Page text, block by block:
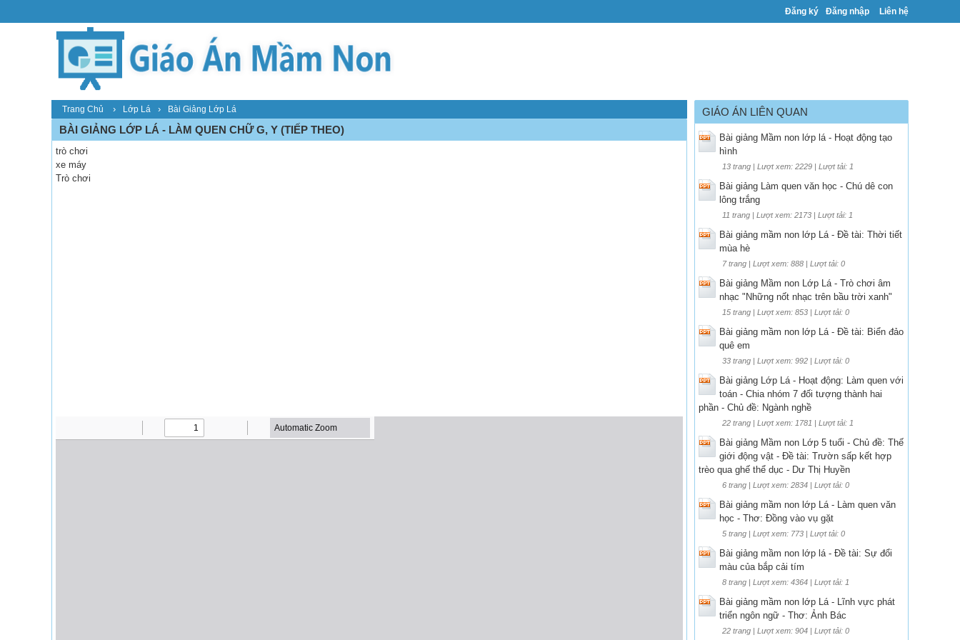
Đăng ký Đăng nhập Liên hệ
Trang Chủ › Lớp Lá › Bài Giảng Lớp Lá
BÀI GIẢNG LỚP LÁ - LÀM QUEN CHỮ G, Y (TIẾP THEO)
trò chơi
xe máy
Trò chơi
GIÁO ÁN LIÊN QUAN
Bài giảng Mầm non lớp lá - Hoạt động tạo
hình
13 trang | Lượt xem: 2229 | Lượt tải: 1
Bài giảng Làm quen văn học - Chú dê con
lông trắng
11 trang | Lượt xem: 2173 | Lượt tải: 1
Bài giảng mầm non lớp Lá - Đề tài: Thời tiết
mùa hè
7 trang | Lượt xem: 888 | Lượt tải: 0
Bài giảng Mầm non Lớp Lá - Trò chơi âm
nhạc "Những nốt nhạc trên bầu trời xanh"
15 trang | Lượt xem: 853 | Lượt tải: 0
Bài giảng mầm non lớp Lá - Đề tài: Biển đảo
quê em
33 trang | Lượt xem: 992 | Lượt tải: 0
Bài giảng Lớp Lá - Hoạt động: Làm quen với
toán - Chia nhóm 7 đối tượng thành hai
phần - Chủ đề: Ngành nghề
22 trang | Lượt xem: 1781 | Lượt tải: 1
Bài giảng Mầm non Lớp 5 tuổi - Chủ đề: Thế
giới động vật - Đề tài: Trườn sấp kết hợp
trèo qua ghế thể dục - Dư Thị Huyền
6 trang | Lượt xem: 2834 | Lượt tải: 0
Bài giảng mầm non lớp Lá - Làm quen văn
học - Thơ: Đồng vào vụ gặt
5 trang | Lượt xem: 773 | Lượt tải: 0
Bài giảng mầm non lớp lá - Đề tài: Sự đổi
màu của bắp cải tím
8 trang | Lượt xem: 4364 | Lượt tải: 1
Bài giảng mầm non lớp Lá - Lĩnh vực phát
triển ngôn ngữ - Thơ: Ảnh Bác
22 trang | Lượt xem: 904 | Lượt tải: 0